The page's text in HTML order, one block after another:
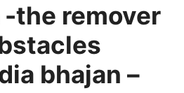
-the remover
bhajan –